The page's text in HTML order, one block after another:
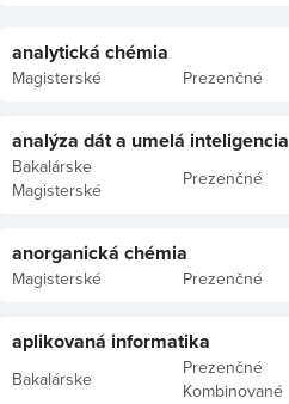
analytická chémia
Magisterské Prezenčné
analýza dát a umelá inteligencia
Bakalárske
Magisterské
Prezenčné
anorganická chémia
Magisterské Prezenčné
aplikovaná informatika
Bakalárske
Prezenčné
Kombinované